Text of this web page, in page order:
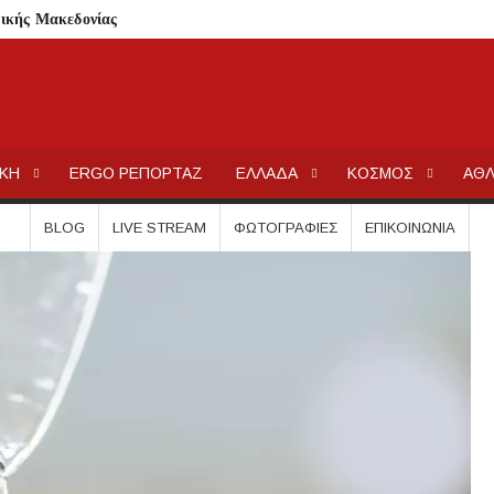
Μακεδονίας
«ΠΡΟΛΑΜΒΑΝΩ» έως το 2030
μικροβιολογική επιβάρυνση
– Πολύωρη αναμονή και απώλειες στις κρατήσεις
στις εκκλησίες
στην εβδομάδα
– Στους 43.000 οι συνολικοί ωφελούμενοι
των ιερών ακολουθιών
ERGO ΡΕΠΟΡΤΑΖ ΕΛΛΑΔΑ ΚΟΣΜΟΣ
BLOG LIVE STREAM ΦΩΤΟΓΡΑΦΊΕΣ ΕΠΙΚΟΙΝΩΝΊΑ